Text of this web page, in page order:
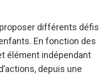
différents défis
En fonction des
élément indépendant
depuis une